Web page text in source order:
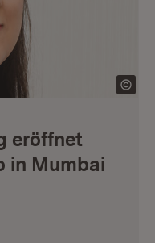
eröffnet
in Mumbai